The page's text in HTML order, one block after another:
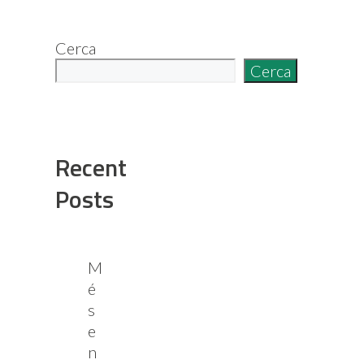
Cerca
Cerca
Recent
Posts
M
é
s
e
n